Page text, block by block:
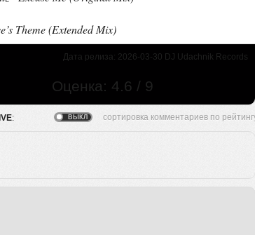
Theme (Extended Mix)
Дата релиза: 2026-03-30 DJ Udachnik Records
Оценка: 4.6 / 9
: